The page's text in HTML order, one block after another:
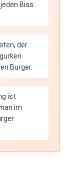
Biss
der
Burger.
ist
im